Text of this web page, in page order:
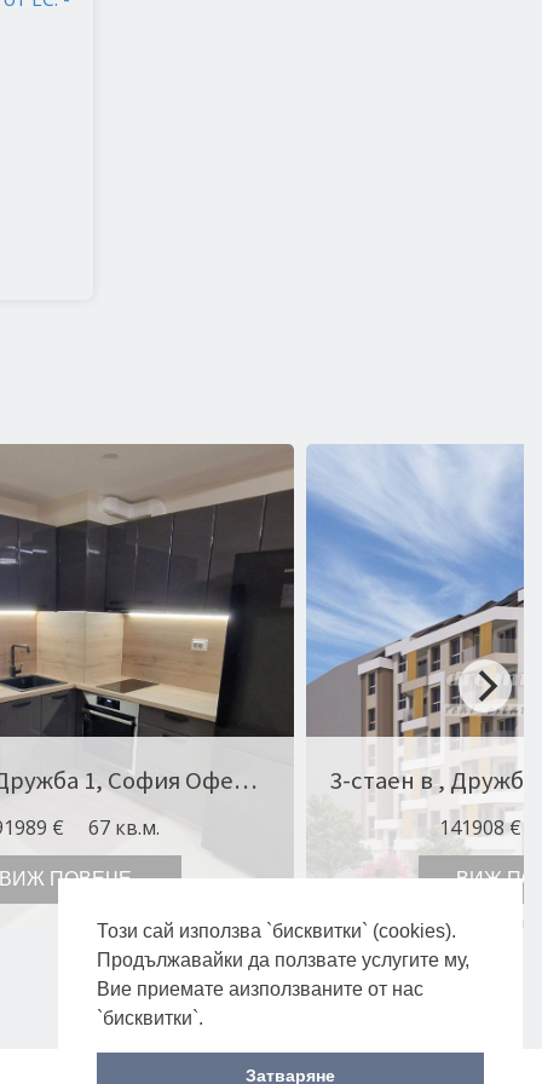
Този сай използва `бисквитки` (cookies).
Продължавайки да ползвате услугите му,
Вие приемате аизползваните от нас
`бисквитки`.
Затваряне
3-стаен в , Дружба 1, София Оферта № 10743
€ 67 кв.м.
ВИЖ ПОВЕЧЕ
141908 €
ВИЖ